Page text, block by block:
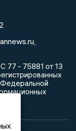
,
77 - 75881 от 13